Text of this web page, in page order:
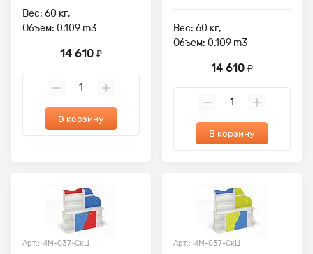
Вес: 60 кг,
Объем: 0.109 m3
14 610 ₽
В корзину
Вес: 60 кг,
Объем: 0.109 m3
14 610 ₽
В корзину
Арт.: ИМ-037-СкЦ Арт.: ИМ-037-СкЦ